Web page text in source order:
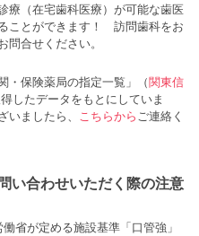
療（在宅歯科医療）が可能な歯医
ことができます！ 訪問歯科をお
合せください。
・保険薬局の指定一覧」（関東信
したデータをもとにしていま
ましたら、
こちらから ご連絡く
い合わせいただく際の注意
省が定める施設基準「口管強」